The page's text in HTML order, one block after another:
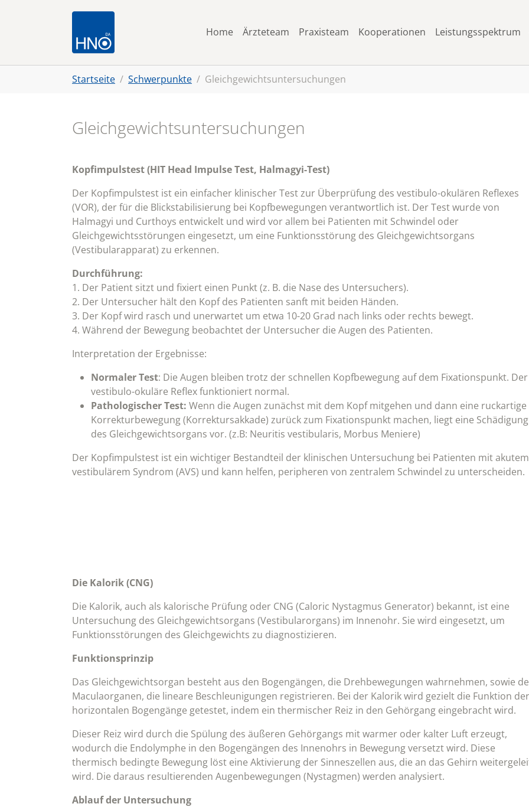
Home
Ärzteteam Praxisteam Kooperationen Leistungsspektrum
Startseite Schwerpunkte Gleichgewichtsuntersuchungen
Gleichgewichtsuntersuchungen
Kopfimpulstest (HIT Head Impulse Test, Halmagyi-Test)
Der Kopfimpulstest ist ein einfacher klinischer Test zur Überprüfung des vestibulo-okulären Reflexes
(VOR), der für die Blickstabilisierung bei Kopfbewegungen verantwortlich ist. Der Test wurde von
Halmagyi und Curthoys entwickelt und wird vor allem bei Patienten mit Schwindel oder
Gleichgewichtsstörungen eingesetzt, um eine Funktionsstörung des Gleichgewichtsorgans
(Vestibularapparat) zu erkennen.
Durchführung:
1. Der Patient sitzt und fixiert einen Punkt (z. B. die Nase des Untersuchers).
2. Der Untersucher hält den Kopf des Patienten sanft mit beiden Händen.
3. Der Kopf wird rasch und unerwartet um etwa 10-20 Grad nach links oder rechts bewegt.
4. Während der Bewegung beobachtet der Untersucher die Augen des Patienten.
Interpretation der Ergebnisse:
Normaler Test: Die Augen bleiben trotz der schnellen Kopfbewegung auf dem Fixationspunkt. Der
vestibulo-okuläre Reflex funktioniert normal.
Pathologischer Test: Wenn die Augen zunächst mit dem Kopf mitgehen und dann eine ruckartige
Korrekturbewegung (Korrektursakkade) zurück zum Fixationspunkt machen, liegt eine Schädigung
des Gleichgewichtsorgans vor. (z.B: Neuritis vestibularis, Morbus Meniere)
Der Kopfimpulstest ist ein wichtiger Bestandteil der klinischen Untersuchung bei Patienten mit akutem
vestibulärem Syndrom (AVS) und kann helfen, peripheren von zentralem Schwindel zu unterscheiden.
Die Kalorik (CNG)
Die Kalorik, auch als kalorische Prüfung oder CNG (Caloric Nystagmus Generator) bekannt, ist eine
Untersuchung des Gleichgewichtsorgans (Vestibularorgans) im Innenohr. Sie wird eingesetzt, um
Funktionsstörungen des Gleichgewichts zu diagnostizieren.
Funktionsprinzip
Das Gleichgewichtsorgan besteht aus den Bogengängen, die Drehbewegungen wahrnehmen, sowie
Maculaorganen, die lineare Beschleunigungen registrieren. Bei der Kalorik wird gezielt die Funktion der
horizontalen Bogengänge getestet, indem ein thermischer Reiz in den Gehörgang eingebracht wird.
Dieser Reiz wird durch die Spülung des äußeren Gehörgangs mit warmer oder kalter Luft erzeugt,
wodurch die Endolymphe in den Bogengängen des Innenohrs in Bewegung versetzt wird. Diese
thermisch bedingte Bewegung löst eine Aktivierung der Sinneszellen aus, die an das Gehirn
wird. Die daraus resultierenden Augenbewegungen (Nystagmen) werden analysiert.
Ablauf der Untersuchung